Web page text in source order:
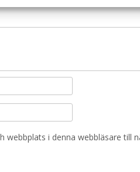
webbplats i denna webbläsare till